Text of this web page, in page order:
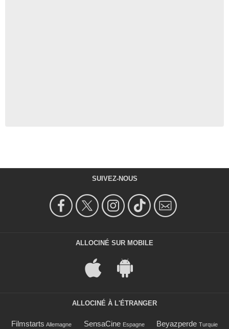
SUIVEZ-NOUS
ALLOCINÉ SUR MOBILE
ALLOCINÉ À L'ÉTRANGER
Filmstarts Allemagne SensaCine Espagne Beyazperde Turquie